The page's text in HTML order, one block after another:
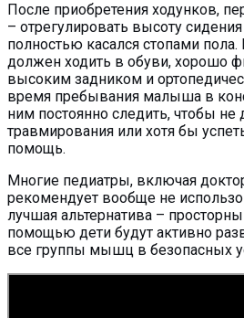
После приобретения ходунков,
– отрегулировать высоту
полностью касался стопами
должен ходить в обуви, хорошо
высоким задником и
время пребывания малыша в
ним постоянно следить, чтобы не
травмирования или хотя бы
помощь.
Многие педиатры, включая
рекомендует вообще не
лучшая альтернатива –
помощью дети будут активно
все группы мышц в безопасных